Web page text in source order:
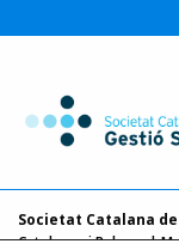
Societat Catalana
Catalunya i Balears |